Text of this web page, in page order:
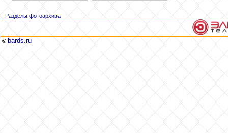
Разделы фотоархива
© bards.ru